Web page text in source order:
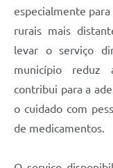
especialmente
rurais mais
levar o serviço
município reduz
contribui para a
o cuidado com
de medicamentos.